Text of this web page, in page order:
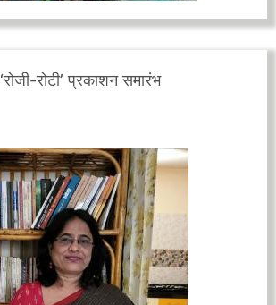
‘रोजी-रोटी’ प्रकाशन समारंभ